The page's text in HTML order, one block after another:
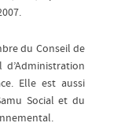
du Conseil de
Elle est aussi
Social et du